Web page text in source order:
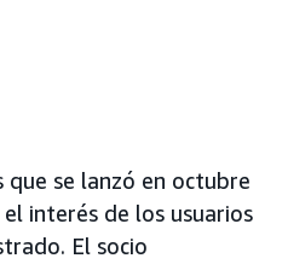
que se lanzó en octubre
interés de los usuarios
El socio